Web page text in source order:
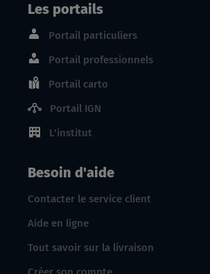
Les portails
Portail particuliers
Portail professionnels
Portail carto
Portail IGN
L'institut
Besoin d'aide
Contacter le service client
Aide en ligne
Tout savoir sur la livraison